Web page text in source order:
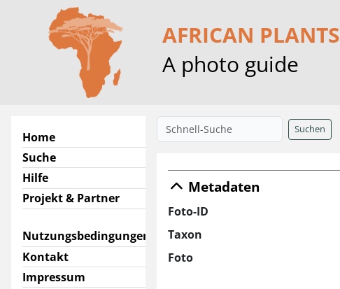
AFRICAN PLANTS
A photo guide
Home
Suche
Hilfe
Projekt & Partner
Nutzungsbedingungen
Kontakt
Impressum
Suchen
Metadaten
Foto-ID
Taxon
Foto